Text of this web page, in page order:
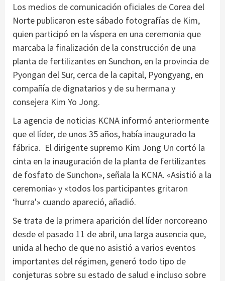
Los medios de comunicación oficiales de Corea del
Norte publicaron este sábado fotografías de Kim,
quien participó en la víspera en una ceremonia que
marcaba la finalización de la construcción de una
planta de fertilizantes en Sunchon, en la provincia de
Pyongan del Sur, cerca de la capital, Pyongyang, en
compañía de dignatarios y de su hermana y
consejera Kim Yo Jong.
La agencia de noticias KCNA informó anteriormente
que el líder, de unos 35 años, había inaugurado la
fábrica. El dirigente supremo Kim Jong Un cortó la
cinta en la inauguración de la planta de fertilizantes
de fosfato de Sunchon», señala la KCNA. «Asistió a la
ceremonia» y «todos los participantes gritaron
‘hurra'» cuando apareció, añadió.
Se trata de la primera aparición del líder norcoreano
desde el pasado 11 de abril, una larga ausencia que,
unida al hecho de que no asistió a varios eventos
importantes del régimen, generó todo tipo de
conjeturas sobre su estado de salud e incluso sobre